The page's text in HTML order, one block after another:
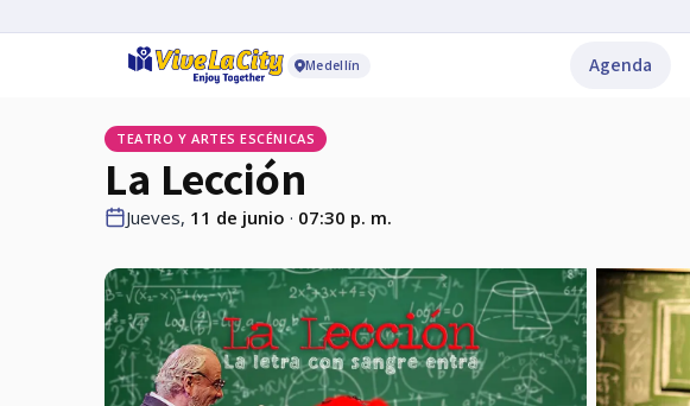
Medellín Agenda
TEATRO Y ARTES ESCÉNICAS
La Lección
Jueves, 11 de junio · 07:30 p. m.